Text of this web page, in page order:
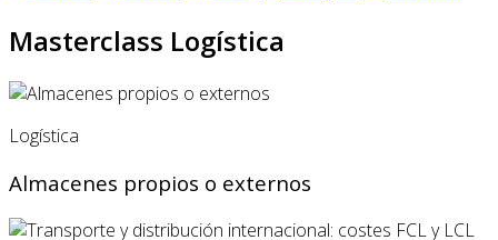
Masterclass Logística
Logística
Almacenes propios o externos